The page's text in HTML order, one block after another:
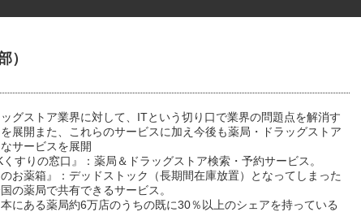
）
グストア業界に対して、ITという切り口で業界の問題点を解消す
展開また、これらのサービスに加え今後も薬局・ドラッグストア
サービスを展開
くすりの窓口』：薬局＆ドラッグストア検索・予約サービス。
のお薬箱』：デッドストック（長期間在庫放置）となってしまった
の薬局で共有できるサービス。
にある薬局約6万店のうちの既に30％以上のシェアを持っている